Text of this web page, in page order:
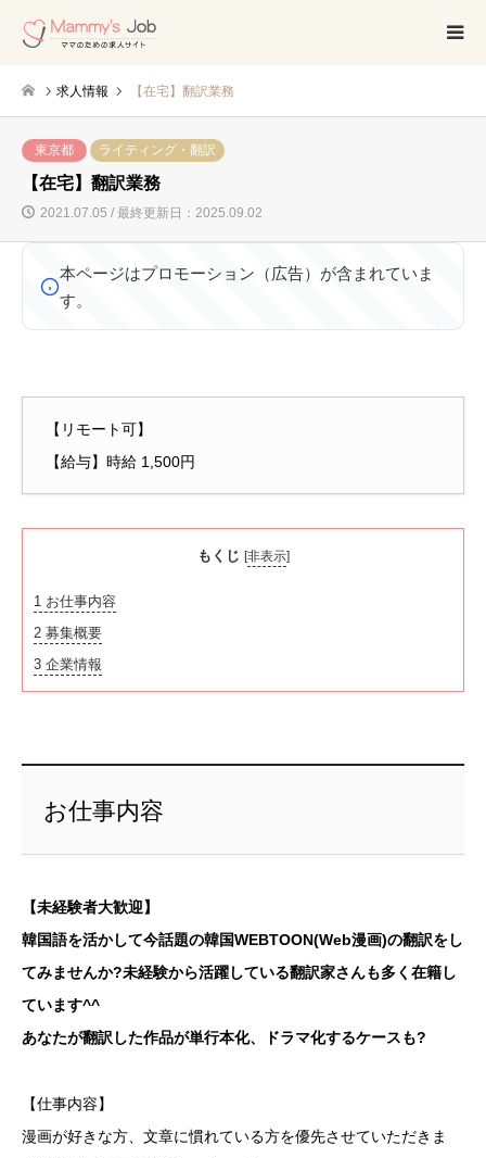
求人情報 【在宅】翻訳業務
東京都 ライティング・翻訳
【在宅】翻訳業務
2021.07.05 / 最終更新日：2025.09.02
本ページはプロモーション（広告）が含まれていま
す。
【リモート可】
【給与】時給 1,500円
もくじ [非表示]
1 お仕事内容
2 募集概要
3 企業情報
お仕事内容
【未経験者大歓迎】
韓国語を活かして今話題の韓国WEBTOON(Web漫画)の翻訳をし
てみませんか?未経験から活躍している翻訳家さんも多く在籍し
ています^^
あなたが翻訳した作品が単行本化、ドラマ化するケースも?
【仕事内容】
漫画が好きな方、文章に慣れている方を優先させていただきま